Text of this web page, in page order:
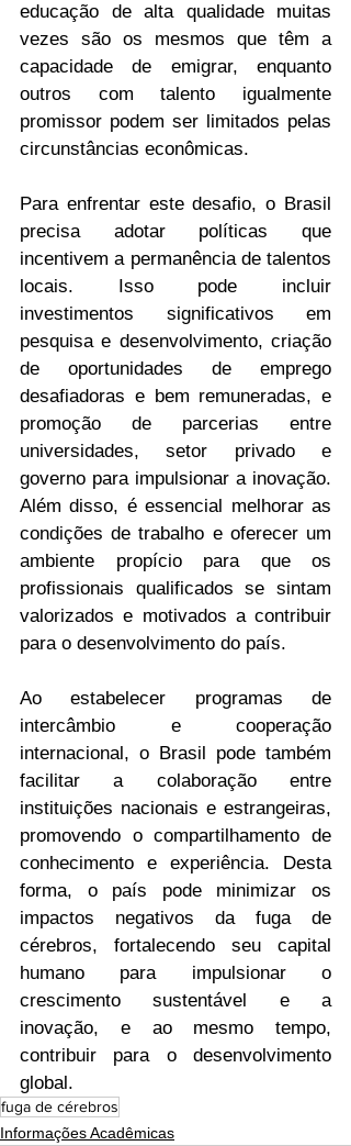
educação de alta qualidade muitas
vezes são os mesmos que têm a
capacidade de emigrar, enquanto
outros com talento igualmente
promissor podem ser limitados pelas
circunstâncias econômicas.
Para enfrentar este desafio, o Brasil
precisa adotar políticas que
incentivem a permanência de talentos
locais. Isso pode incluir
investimentos significativos em
pesquisa e desenvolvimento, criação
de oportunidades de emprego
desafiadoras e bem remuneradas, e
promoção de parcerias entre
universidades, setor privado e
governo para impulsionar a inovação.
Além disso, é essencial melhorar as
condições de trabalho e oferecer um
ambiente propício para que os
profissionais qualificados se sintam
valorizados e motivados a contribuir
para o desenvolvimento do país.
Ao estabelecer programas de
intercâmbio e cooperação
internacional, o Brasil pode também
facilitar a colaboração entre
instituições nacionais e estrangeiras,
promovendo o compartilhamento de
conhecimento e experiência. Desta
forma, o país pode minimizar os
impactos negativos da fuga de
cérebros, fortalecendo seu capital
humano para impulsionar o
crescimento sustentável e a
inovação, e ao mesmo tempo,
contribuir para o desenvolvimento
global.
fuga de cérebros
Informações Acadêmicas